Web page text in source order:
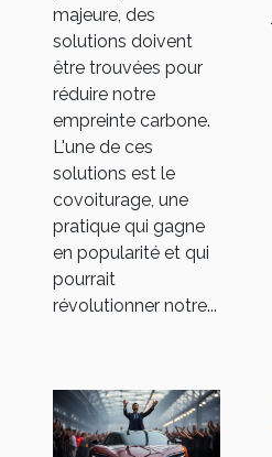
majeure, des
solutions doivent
être trouvées pour
réduire notre
empreinte carbone.
L'une de ces
solutions est le
covoiturage, une
pratique qui gagne
en popularité et qui
pourrait
révolutionner notre...